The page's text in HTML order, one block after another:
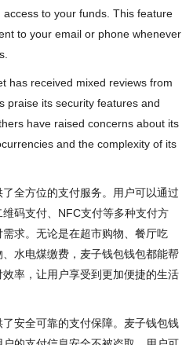
to your funds. This feature
to your email or phone whenever
has received mixed reviews from
praise its security features and
have raised concerns about its
and the complexity of its
全方位的支付服务。用户可以通过
码支付、NFC支付等多种支付方
求。无论是在超市购物、餐厅吃
水电煤缴费，麦子钱包钱包都能帮
率，让用户享受到更加便捷的生活
安全可靠的支付保障。麦子钱包钱